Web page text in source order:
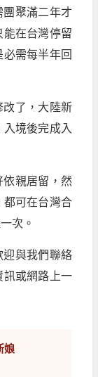
聚滿二年才
能在台灣停留
需每半年回
改了，大陸新
境後完成入
依親居留，然
都可在台灣合
次。
迎與我們聯絡
訊或網路上一
娘